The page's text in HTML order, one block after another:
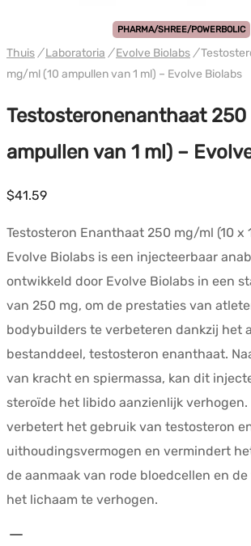
PHARMA/SHREE/POWERBOLIC
Thuis / Laboratoria / Evolve Biolabs /
mg/ml (10 ampullen van 1 ml) – Evolve Biolabs
Testosteronenanthaat 250
ampullen van 1 ml) –
$41.59
Testosteron Enanthaat 250 mg/ml (10 x
Evolve Biolabs is een injecteerbaar
ontwikkeld door Evolve Biolabs in een
van 250 mg, om de prestaties van
bodybuilders te verbeteren dankzij het
bestanddeel, testosteron enanthaat.
van kracht en spiermassa, kan dit
steroïde het libido aanzienlijk
verbetert het gebruik van testosteron
uithoudingsvermogen en vermindert
de aanmaak van rode bloedcellen en
het lichaam te verhogen.